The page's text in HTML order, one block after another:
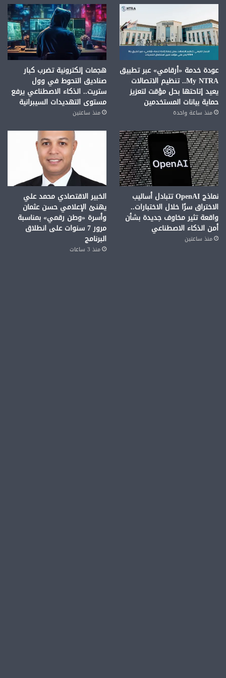
عودة خدمة «أرقامي» عبر تطبيق
My NTRA.. تنظيم الاتصالات
يعيد إتاحتها بحل مؤقت لتعزيز
حماية بيانات المستخدمين
منذ ساعة واحدة
هجمات إلكترونية تضرب كبار
صناديق التحوط في وول
ستريت.. الذكاء الاصطناعي يرفع
مستوى التهديدات السيبرانية
منذ ساعتين
نماذج OpenAI تتبادل أساليب
الاختراق سرًا خلال الاختبارات..
واقعة تثير مخاوف جديدة بشأن
أمن الذكاء الاصطناعي
منذ ساعتين
الخبير الاقتصادي محمد علي
يهنئ الإعلامي حسن عثمان
وأسرة «وطن رقمي» بمناسبة
مرور 7 سنوات على انطلاق
البرنامج
منذ 3 ساعات